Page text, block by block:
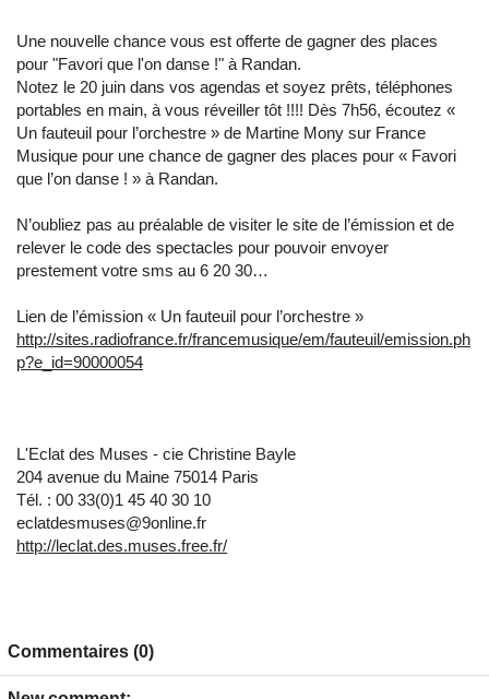
Une nouvelle chance vous est offerte de gagner des places
pour "Favori que l'on danse !" à Randan.
Notez le 20 juin dans vos agendas et soyez prêts, téléphones
portables en main, à vous réveiller tôt !!!! Dès 7h56, écoutez «
Un fauteuil pour l’orchestre » de Martine Mony sur France
Musique pour une chance de gagner des places pour « Favori
que l’on danse ! » à Randan.
N’oubliez pas au préalable de visiter le site de l’émission et de
relever le code des spectacles pour pouvoir envoyer
prestement votre sms au 6 20 30…
Lien de l’émission « Un fauteuil pour l’orchestre »
http://sites.radiofrance.fr/francemusique/em/fauteuil/emission.ph
p?e_id=90000054
L'Eclat des Muses - cie Christine Bayle
204 avenue du Maine 75014 Paris
Tél. : 00 33(0)1 45 40 30 10
eclatdesmuses@9online.fr
http://leclat.des.muses.free.fr/
Commentaires (0)